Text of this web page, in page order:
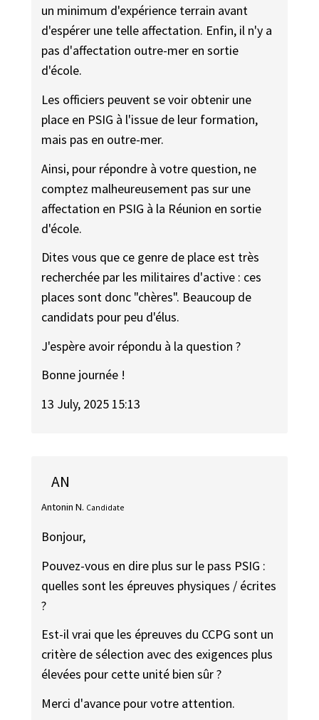
un minimum d'expérience terrain avant
d'espérer une telle affectation. Enfin, il n'y a
pas d'affectation outre-mer en sortie
d'école.
Les officiers peuvent se voir obtenir une
place en PSIG à l'issue de leur formation,
mais pas en outre-mer.
Ainsi, pour répondre à votre question, ne
comptez malheureusement pas sur une
affectation en PSIG à la Réunion en sortie
d'école.
Dites vous que ce genre de place est très
recherchée par les militaires d'active : ces
places sont donc "chères". Beaucoup de
candidats pour peu d'élus.
J'espère avoir répondu à la question ?
Bonne journée !
13 July, 2025 15:13
AN
Antonin N. Candidate
Bonjour,
Pouvez-vous en dire plus sur le pass PSIG :
quelles sont les épreuves physiques / écrites
?
Est-il vrai que les épreuves du CCPG sont un
critère de sélection avec des exigences plus
élevées pour cette unité bien sûr ?
Merci d'avance pour votre attention.